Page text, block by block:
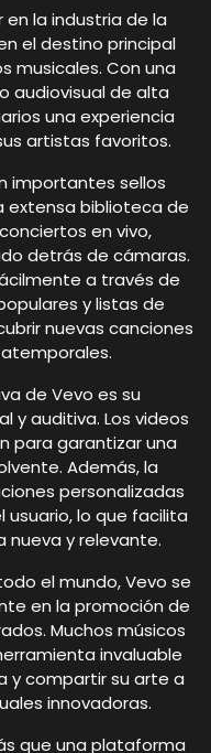
la industria de la
el destino principal
musicales. Con una
audiovisual de alta
una experiencia
artistas favoritos.
importantes sellos
extensa biblioteca de
en vivo,
detrás de cámaras.
a través de
y listas de
nuevas canciones
de Vevo es su
y auditiva. Los videos
para garantizar una
Además, la
personalizadas
lo que facilita
nueva y relevante.
el mundo, Vevo se
en la promoción de
Muchos músicos
invaluable
y compartir su arte a
innovadoras.
que una plataforma